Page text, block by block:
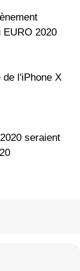
2020
de l'iPhone X
seraient